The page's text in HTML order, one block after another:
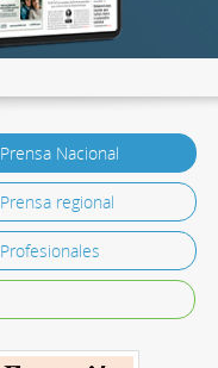
Prensa Nacional
Prensa regional
Profesionales